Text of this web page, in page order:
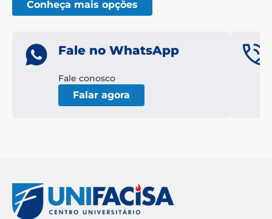
Conheça mais opções
Fale no WhatsApp
Fale conosco
Falar agora